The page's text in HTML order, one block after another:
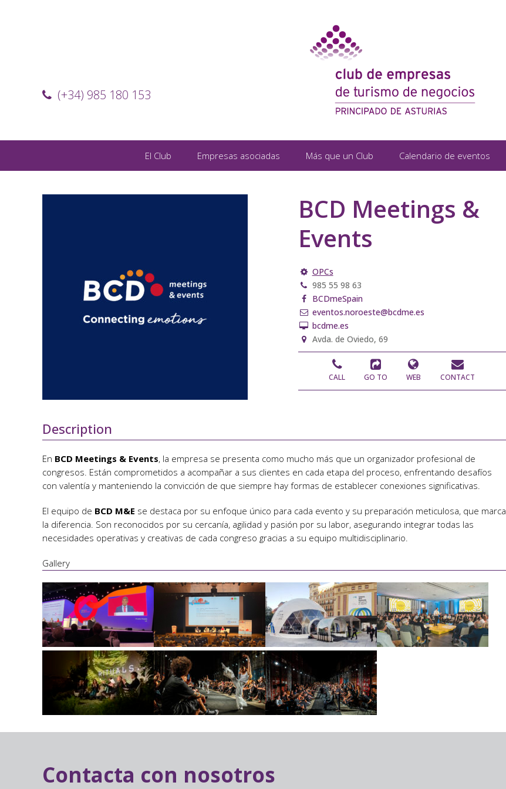
(+34) 985 180 153
El Club Empresas asociadas Más que un Club Calendario de eventos
BCD Meetings &
Events
OPCs
985 55 98 63
BCDmeSpain
eventos.noroeste@bcdme.es
bcdme.es
Avda. de Oviedo, 69
CALL GO TO WEB CONTACT
Description
En BCD Meetings & Events, la empresa se presenta como mucho más que un organizador profesional de
congresos. Están comprometidos a acompañar a sus clientes en cada etapa del proceso, enfrentando desafíos
con valentía y manteniendo la convicción de que siempre hay formas de establecer conexiones significativas.
El equipo de BCD M&E se destaca por su enfoque único para cada evento y su preparación meticulosa, que marca
la diferencia. Son reconocidos por su cercanía, agilidad y pasión por su labor, asegurando integrar todas las
necesidades operativas y creativas de cada congreso gracias a su equipo multidisciplinario.
Gallery
Contacta con nosotros